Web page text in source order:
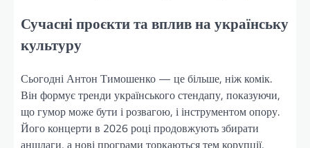
Сучасні проєкти та вплив на українську
культуру
Сьогодні Антон Тимошенко — це більше, ніж комік.
Він формує тренди українського стендапу, показуючи,
що гумор може бути і розвагою, і інструментом опору.
Його концерти в 2026 році продовжують збирати
аншлаги, а нові програми торкаються тем корупції,